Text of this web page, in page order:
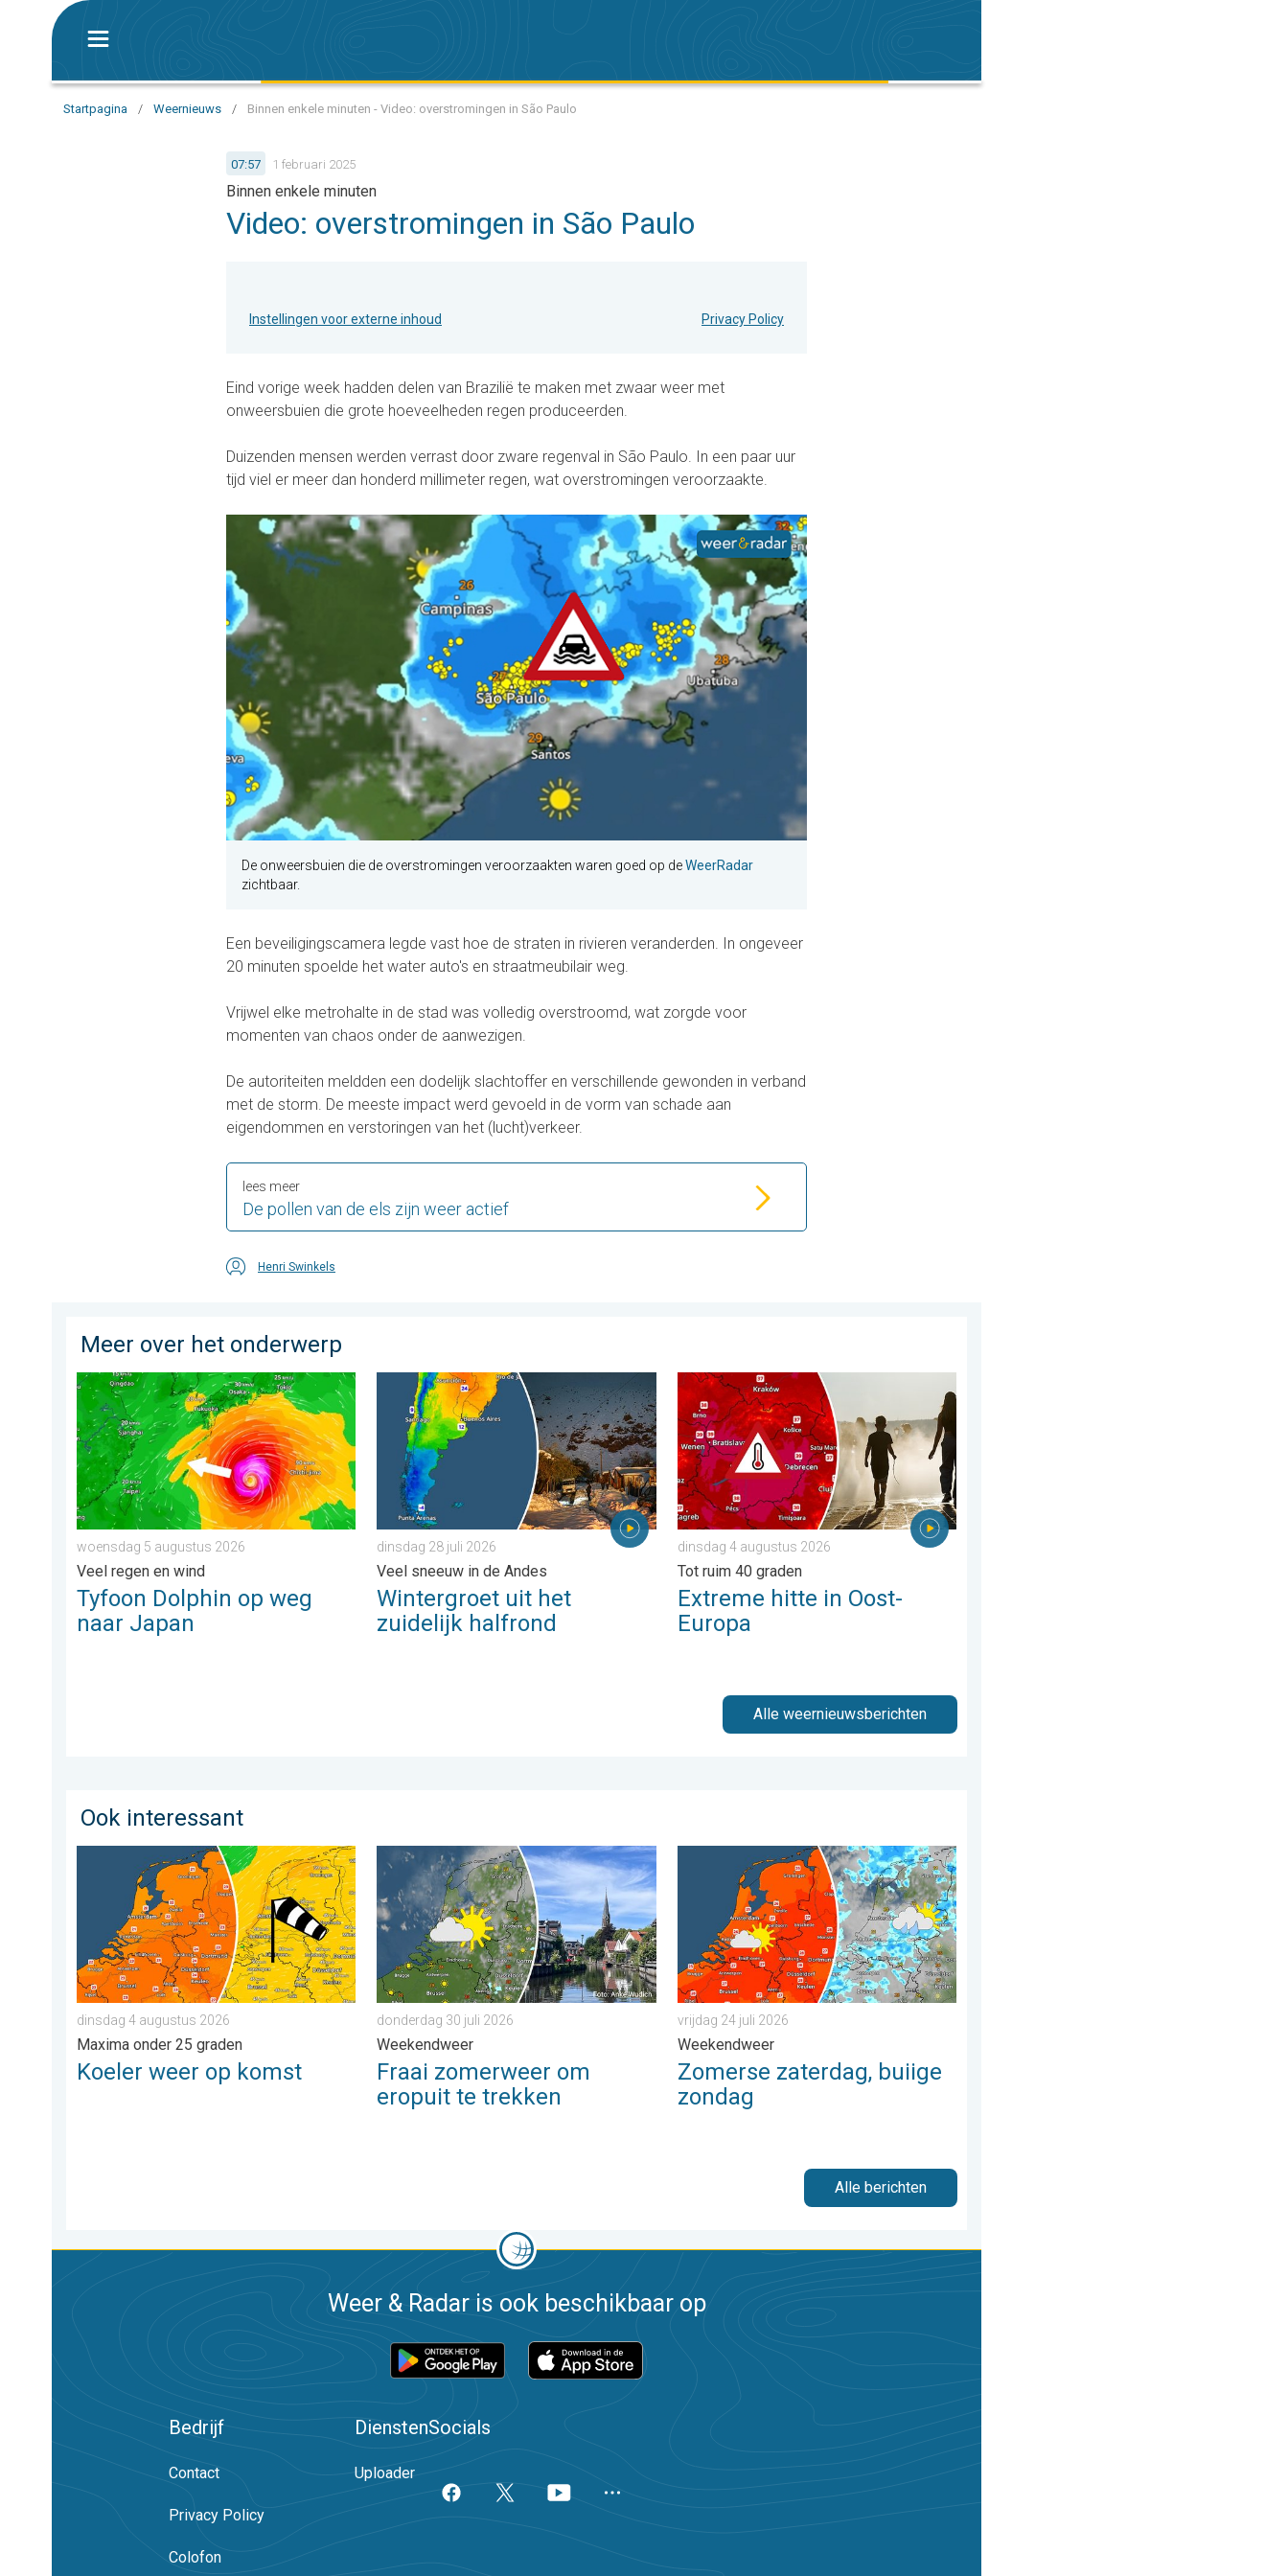
Startpagina / Weernieuws / Binnen enkele minuten - Video: overstromingen in São Paulo
07:57 1 februari 2025
Binnen enkele minuten
Video: overstromingen in São Paulo
Instellingen voor externe inhoud Privacy Policy
Eind vorige week hadden delen van Brazilië te maken met zwaar weer met
onweersbuien die grote hoeveelheden regen produceerden.
Duizenden mensen werden verrast door zware regenval in São Paulo. In een paar uur
tijd viel er meer dan honderd millimeter regen, wat overstromingen veroorzaakte.
De onweersbuien die de overstromingen veroorzaakten waren goed op deWeerRadar
zichtbaar.
Een beveiligingscamera legde vast hoe de straten in rivieren veranderden. In ongeveer
20 minuten spoelde het water auto's en straatmeubilair weg.
Vrijwel elke metrohalte in de stad was volledig overstroomd, wat zorgde voor
momenten van chaos onder de aanwezigen.
De autoriteiten meldden een dodelijk slachtoffer en verschillende gewonden in verband
met de storm. De meeste impact werd gevoeld in de vorm van schade aan
eigendommen en verstoringen van het (lucht)verkeer.
De pollen van de els zijn weer actief
lees meer
Henri Swinkels
Meer over het onderwerp
Tyfoon Dolphin op weg naar Japan. Veel regen en wind. . . woensdag 5 augustus 2026
woensdag 5 augustus 2026
Veel regen en wind
Tyfoon Dolphin op weg
naar Japan
Wintergroet uit het zuidelijk halfrond. Veel sneeuw in de Andes. . . dinsdag 28 juli 2026
dinsdag 28 juli 2026
Veel sneeuw in de Andes
Wintergroet uit het
zuidelijk halfrond
Extreme hitte in Oost-Europa. Tot ruim 40 graden. . . dinsdag 4 augustus 2026
dinsdag 4 augustus 2026
Tot ruim 40 graden
Extreme hitte in Oost-
Europa
Alle weernieuwsberichten
Ook interessant
Koeler weer op komst. Maxima onder 25 graden. . . dinsdag 4 augustus 2026
dinsdag 4 augustus 2026
Maxima onder 25 graden
Koeler weer op komst
Fraai zomerweer om eropuit te trekken. Weekendweer. . . donderdag 30 juli 2026
donderdag 30 juli 2026
Weekendweer
Fraai zomerweer om
eropuit te trekken
Zomerse zaterdag, buiige zondag. Weekendweer. . . vrijdag 24 juli 2026
vrijdag 24 juli 2026
Weekendweer
Zomerse zaterdag, buiige
zondag
Alle berichten
Weer & Radar is ook beschikbaar op
Bedrijf
Contact
Privacy Policy
Colofon
Diensten
Uploader
Socials